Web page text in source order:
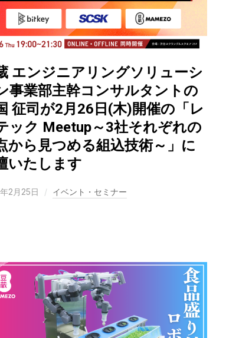
エンジニアリングソリューシ
事業部主幹コンサルタントの
征司が2月26日(木)開催の「レ
ック Meetup～3社それぞれの
から見つめる組込技術～」に
いたします
2月25日 イベント・セミナー